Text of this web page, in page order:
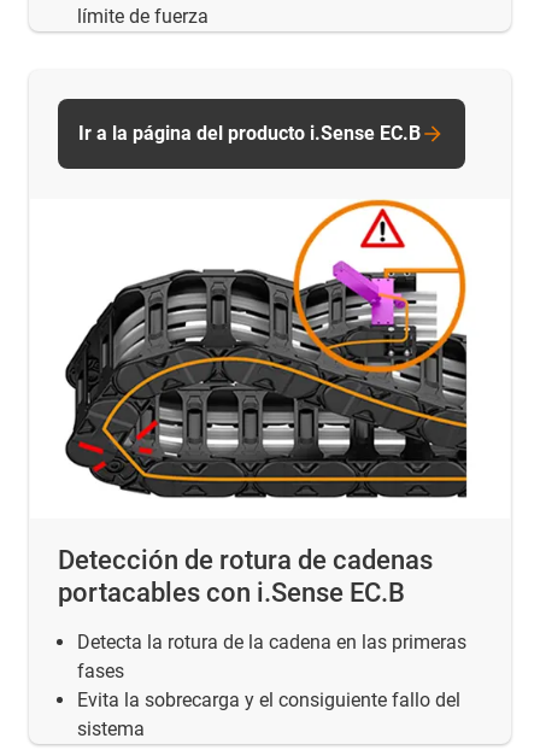
límite de fuerza
Detección de rotura de cadenas
portacables con i.Sense EC.B
Detecta la rotura de la cadena en las primeras
fases
Evita la sobrecarga y el consiguiente fallo del
sistema
Ir a la página del producto i.Sense EC.B